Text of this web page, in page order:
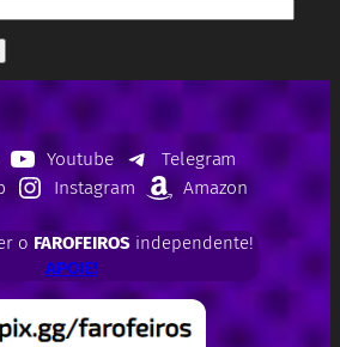
Youtube
Telegram
Instagram Amazon
o FAROFEIROSindependente!
APOIE!